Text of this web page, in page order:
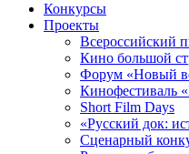
Конкурсы
Проекты
Всероссийский
Кино большой
Форум «Новый
Кинофестиваль
Short Film Days
«Русский док:
Сценарный